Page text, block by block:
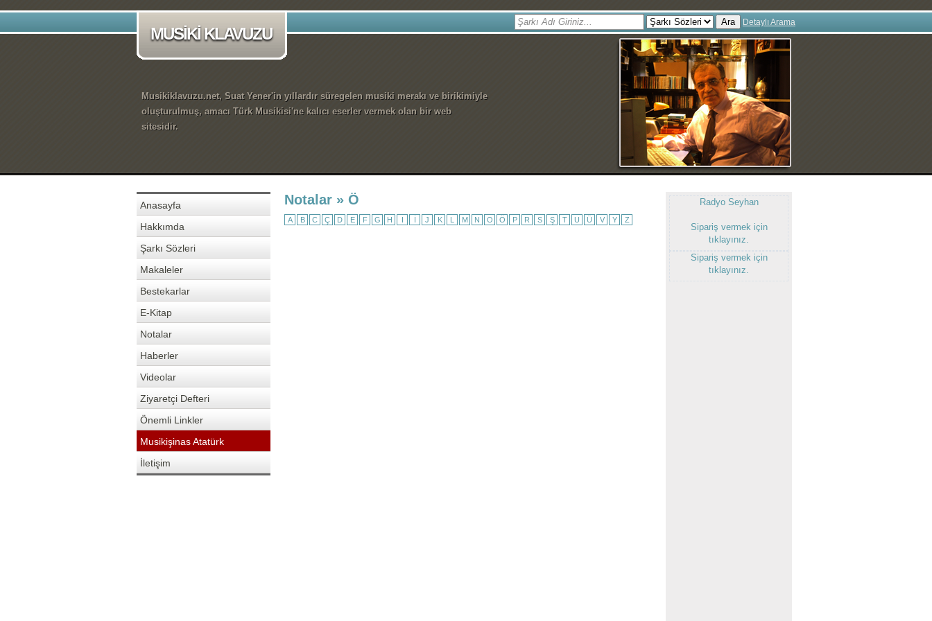
MUSİKİ KLAVUZU
Ara Detaylı Arama
Musikiklavuzu.net, Suat Yener'in yıllardır süregelen musiki merakı ve birikimiyle
oluşturulmuş, amacı Türk Musikisi'ne kalıcı eserler vermek olan bir web
sitesidir.
Anasayfa
Hakkımda
Şarkı Sözleri
Makaleler
Bestekarlar
E-Kitap
Notalar
Haberler
Videolar
Ziyaretçi Defteri
Önemli Linkler
Musikişinas Atatürk
İletişim
Notalar » Ö
A B C Ç D E F G H I İ J K L M N O Ö P R S Ş T U Ü V Y Z
Radyo Seyhan
Sipariş vermek için
tıklayınız.
Sipariş vermek için
tıklayınız.